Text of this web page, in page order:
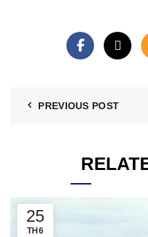
PREVIOUS POST
25
TH6